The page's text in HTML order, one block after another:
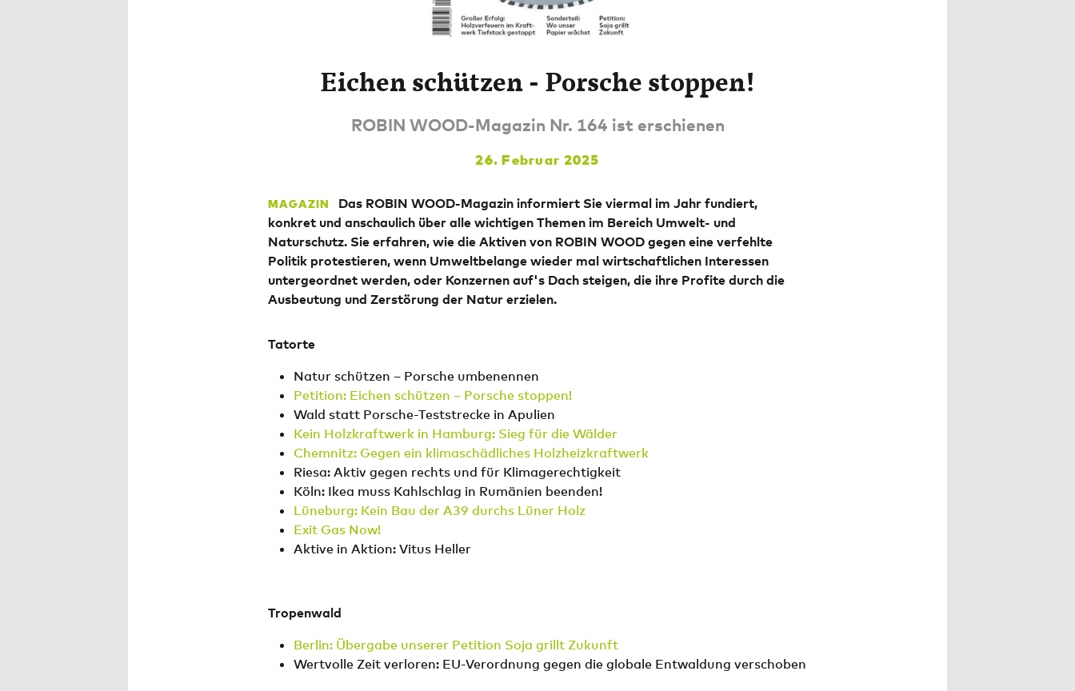
Eichen schützen - Porsche stoppen!
ROBIN WOOD-Magazin Nr. 164 ist erschienen
26. Februar 2025
MAGAZIN
Das ROBIN WOOD-Magazin informiert Sie viermal im Jahr fundiert,
konkret und anschaulich über alle wichtigen Themen im Bereich Umwelt- und
Naturschutz. Sie erfahren, wie die Aktiven von ROBIN WOOD gegen eine verfehlte
Politik protestieren, wenn Umweltbelange wieder mal wirtschaftlichen Interessen
untergeordnet werden, oder Konzernen auf's Dach steigen, die ihre Profite durch die
Ausbeutung und Zerstörung der Natur erzielen.
Tatorte
Natur schützen – Porsche umbenennen
Petition: Eichen schützen – Porsche stoppen!
Wald statt Porsche-Teststrecke in Apulien
Kein Holzkraftwerk in Hamburg: Sieg für die Wälder
Chemnitz: Gegen ein klimaschädliches Holzheizkraftwerk
Riesa: Aktiv gegen rechts und für Klimagerechtigkeit
Köln: Ikea muss Kahlschlag in Rumänien beenden!
Lüneburg: Kein Bau der A39 durchs Lüner Holz
Exit Gas Now!
Aktive in Aktion: Vitus Heller
Tropenwald
Berlin: Übergabe unserer Petition Soja grillt Zukunft
Wertvolle Zeit verloren: EU-Verordnung gegen die globale Entwaldung verschoben